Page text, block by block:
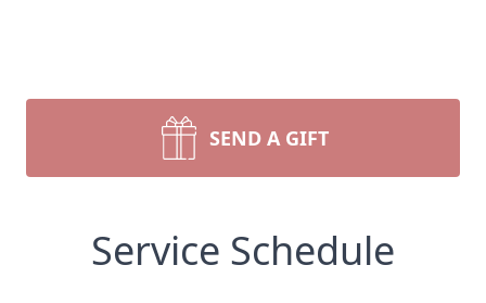
SEND A GIFT
Service Schedule